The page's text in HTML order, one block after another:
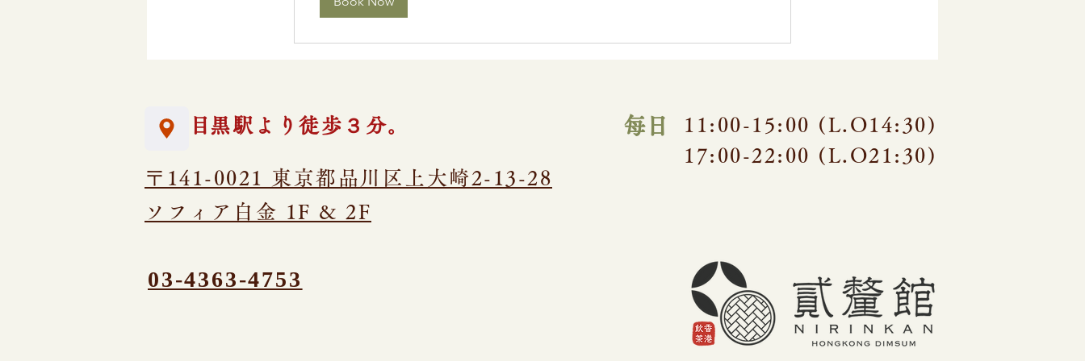
​​目黒駅より徒歩３分。
​〒141-0021 東京都品川区上大崎2-13-28
ソフィア白金 1F & 2F
0​3-4363-4753
11:00-15:00 (L.O14:30)
17:00-22:00 (L.O21:30 )
​每日